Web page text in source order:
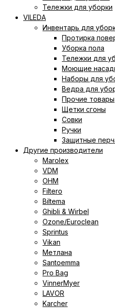
Тележки для уборки
VILEDA
Инвентарь для
Протирка
Уборка пола
Тележки для
Моющие
Наборы для
Ведра для
Прочие товары
Щетки сгоны
Совки
Ручки
Защитные
Другие производители
Marolex
VDM
ОНМ
Filtero
Biltema
Ghibli & Wirbel
Ozone/Euroclean
Sprintus
Vikan
Метлана
Santoemma
Pro Bag
VinnerMyer
LAVOR
Karcher